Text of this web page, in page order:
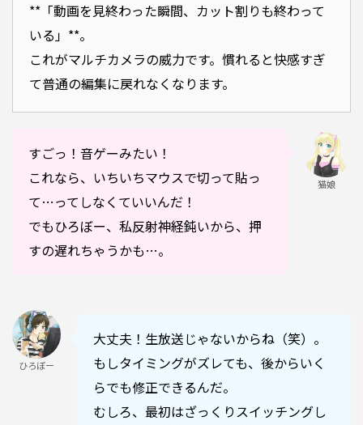
**「動画を見終わった瞬間、カット割りも終わって
いる」**。
これがマルチカメラの威力です。慣れると快感すぎ
て普通の編集に戻れなくなります。
すごっ！音ゲーみたい！
これなら、いちいちマウスで切って貼っ
て…ってしなくていいんだ！
でもひろぼー、私反射神経鈍いから、押
すの遅れちゃうかも…。
猫娘
ひろぼー
大丈夫！生放送じゃないからね（笑）。
もしタイミングがズレても、後からいく
らでも修正できるんだ。
むしろ、最初はざっくりスイッチングし